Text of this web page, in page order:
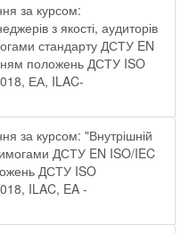
за курсом:
з якості, аудиторів
стандарту ДСТУ EN
положень ДСТУ ISO
ЕА, ILAC-
за курсом: "Внутрішній
ДСТУ EN ISO/IEC
ДСТУ ISO
ILAC, EA -